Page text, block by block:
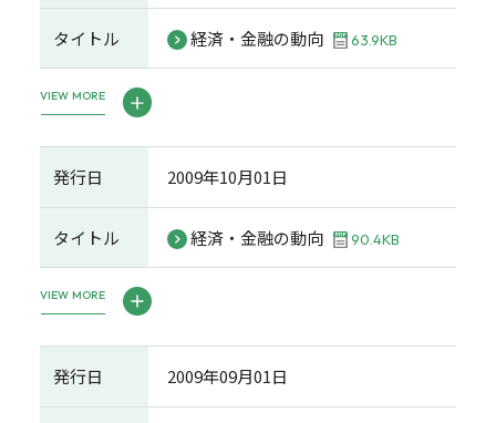
タイトル 経済・金融の動向 63.9KB
VIEW MORE
発行日 2009年10月01日
タイトル 経済・金融の動向 90.4KB
VIEW MORE
発行日 2009年09月01日